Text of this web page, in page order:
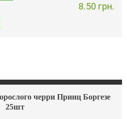
8.50 грн.
черри Принц Боргезе
25шт